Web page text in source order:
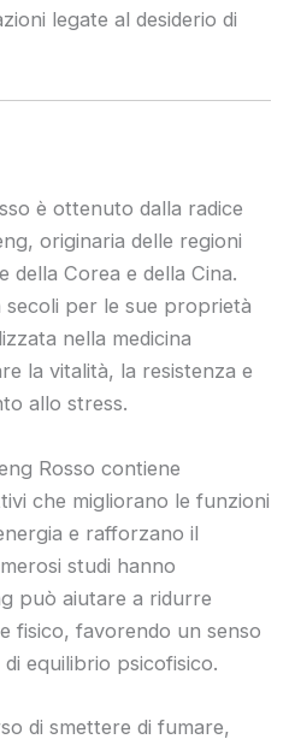
legate al desiderio di
è ottenuto dalla radice
originaria delle regioni
della Corea e della Cina.
secoli per le sue proprietà
nella medicina
la vitalità, la resistenza e
allo stress.
Rosso contiene
che migliorano le funzioni
e rafforzano il
studi hanno
può aiutare a ridurre
fisico, favorendo un senso
equilibrio psicofisico.
di smettere di fumare,